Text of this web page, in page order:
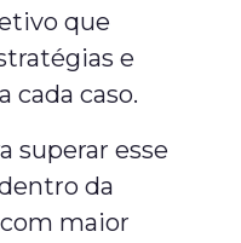
que
e
cada caso.
superar esse
da
maior